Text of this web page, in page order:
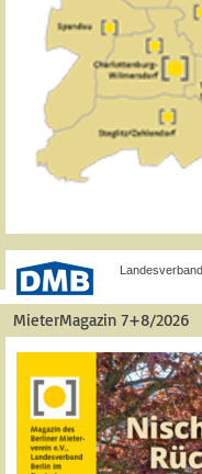
MieterMagazin 7+8/2026